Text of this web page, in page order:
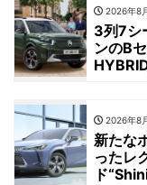
2026年8
3列7シ
ンのB
2026年8
新たな
ったレ
ド